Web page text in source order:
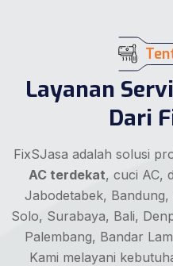
Layanan
Dari
FixSJasa adalah solusi
AC terdekat, cuci AC,
Jabodetabek,
Solo, Surabaya, Bali,
Palembang, Bandar
Kami melayani